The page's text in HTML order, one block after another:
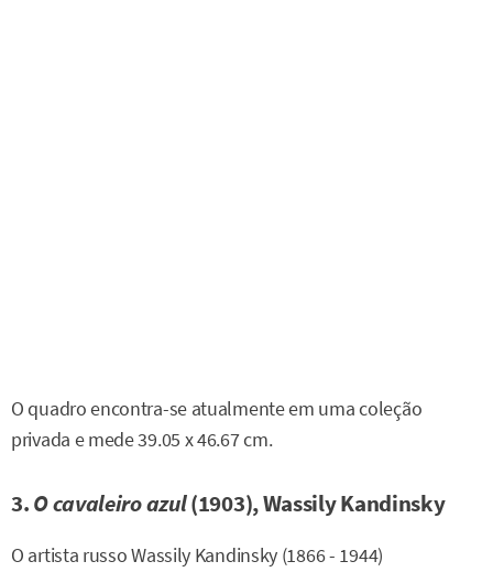
O quadro encontra-se atualmente em uma coleção
privada e mede 39.05 x 46.67 cm.
3.O cavaleiro azul(1903), Wassily Kandinsky
O artista russo Wassily Kandinsky (1866 - 1944)